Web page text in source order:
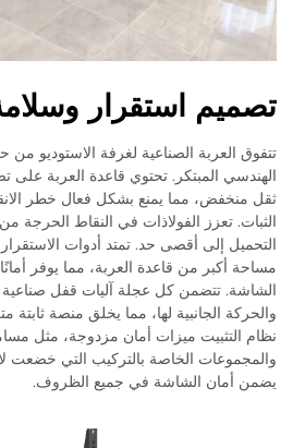
تصميم استقرار
تتفوق العربة الصناعية لغرفة الاستوديو
الهندسي المبتكر. تحتوي قاعدة العربة على
ثقل منخفض، مما يمنع بشكل فعال خطر
الثبات. تعزز الفولاذات في النقاط الحرجة
التحميل إلى أقصى حد. تمتد أدوات
مساحة أكبر من قاعدة العربة، مما يوفر أمانًا
الشاشة. تتضمن كل عجلة آليات قفل
والحركة الجانبية لها، مما يخلق منصة
نظام التثبيت ميزات أمان مزدوجة، مثل
والمجموعات الخاصة بالتركيب التي خضعت
يضمن أمان الشاشة في جميع الظروف.